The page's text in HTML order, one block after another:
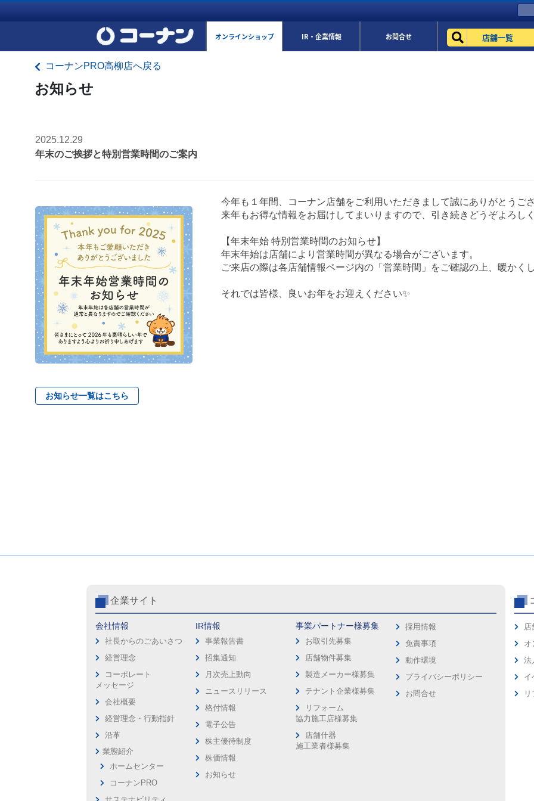
オンラインショップ IR・企業情報 お問合せ 店舗一覧
コーナンPRO高柳店へ戻る
お知らせ
2025.12.29
年末のご挨拶と特別営業時間のご案内
今年も１年間、コーナン店舗をご利用いただきまして誠にありがとうござ
来年もお得な情報をお届けしてまいりますので、引き続きどうぞよろし
【年末年始 特別営業時間のお知らせ】
年末年始は店舗により営業時間が異なる場合がございます。
ご来店の際は各店舗情報ページ内の「営業時間」をご確認の上、暖かく
それでは皆様、良いお年をお迎えください✨
お知らせ一覧はこちら
企業サイト
会社情報
社長からのごあいさつ
経営理念
コーポレート
メッセージ
会社概要
経営理念・行動指針
沿革
業態紹介
ホームセンター
コーナンPRO
IR情報
事業報告書
招集通知
月次売上動向
ニュースリリース
格付情報
電子公告
株主優待制度
株価情報
お知らせ
事業パートナー様募集
お取引先募集
店舗物件募集
製造メーカー様募集
テナント企業様募集
リフォーム
協力施工店様募集
店舗什器
施工業者様募集
採用情報
免責事項
動作環境
プライバシーポリシー
お問合せ
店
オ
法
イ